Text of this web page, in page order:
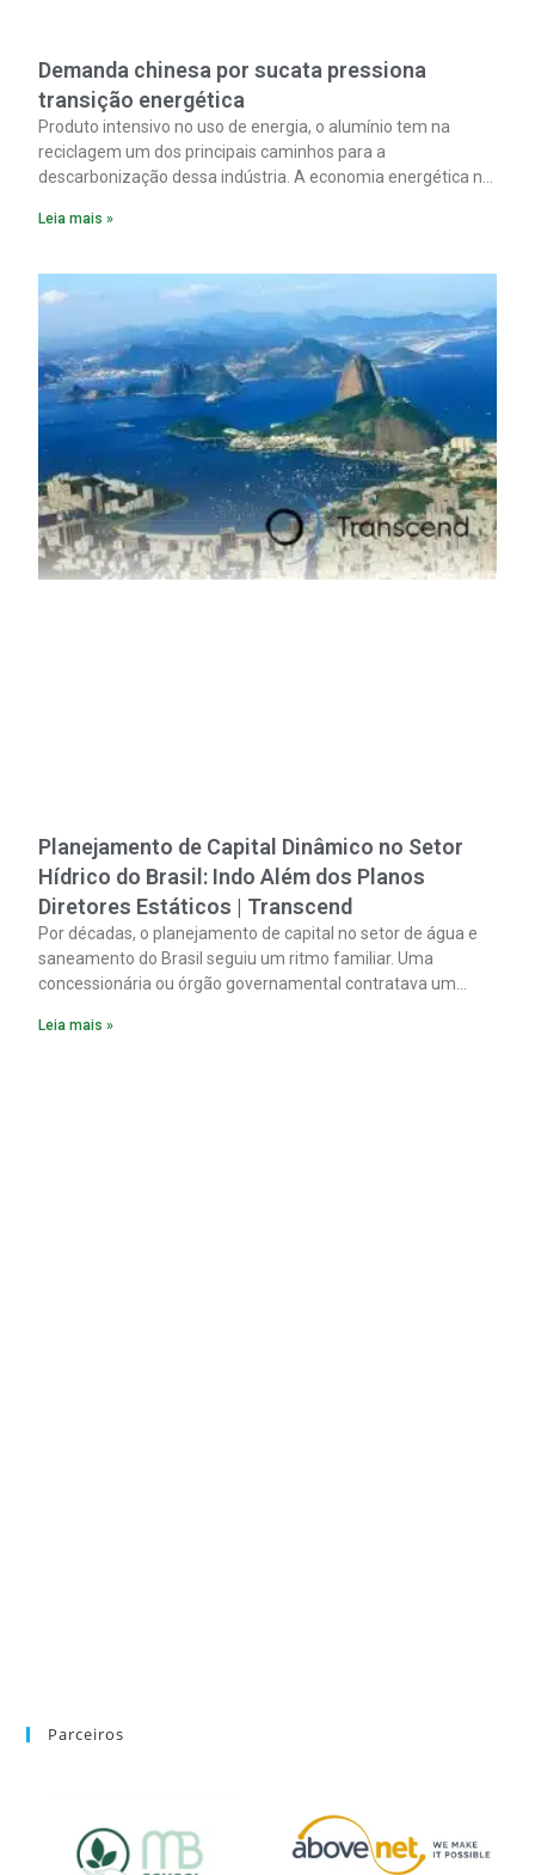
Demanda chinesa por sucata pressiona
transição energética
Produto intensivo no uso de energia, o alumínio tem na
reciclagem um dos principais caminhos para a
descarbonização dessa indústria. A economia energética na
material. A produção de um alumínio mais limpo, no entanto,
insumo, a sucata, devido, sobretudo, ao interesse chinês
pela matéria-prima.
Leia mais »
Planejamento de Capital Dinâmico no Setor
Hídrico do Brasil: Indo Além dos Planos
Diretores Estáticos | Transcend
Por décadas, o planejamento de capital no setor de água e
saneamento do Brasil seguiu um ritmo familiar. Uma
concessionária ou órgão governamental contratava um
Leia mais »
Parceiros